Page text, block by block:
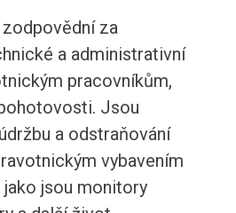
za
a administrativní
pracovníkům,
Jsou
a odstraňování
vybavením
jsou monitory